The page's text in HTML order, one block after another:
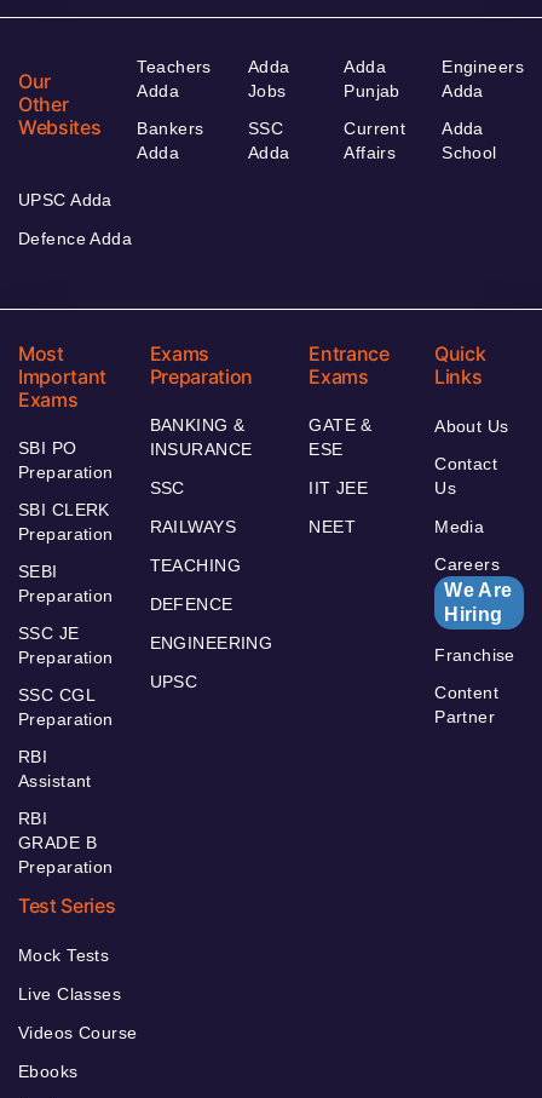
Our
Other
Websites
Teachers
Adda
Bankers
Adda
Adda
Jobs
SSC
Adda
Adda
Punjab
Current
Affairs
Engineers
Adda
Adda
School
UPSC Adda
Defence Adda
Most
Important
Exams
SBI PO
Preparation
SBI CLERK
Preparation
SEBI
Preparation
SSC JE
Preparation
SSC CGL
Preparation
RBI
Assistant
RBI
GRADE B
Preparation
Exams
Preparation
BANKING &
INSURANCE
SSC
RAILWAYS
TEACHING
DEFENCE
ENGINEERING
UPSC
Entrance
Exams
GATE &
ESE
IIT JEE
NEET
Quick
Links
About Us
Contact
Us
Media
Careers
We Are
Hiring
Franchise
Content
Partner
Test Series
Mock Tests
Live Classes
Videos Course
Ebooks